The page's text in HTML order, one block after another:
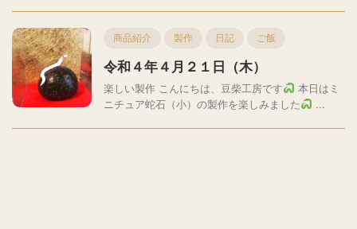
商品紹介 製作 日記 ご飯
令和４年４月２１日（木）
楽しい製作 こんにちは、豆柴工房です
本日はミ
ニチュア蛇石（小）の製作を楽しみました
...